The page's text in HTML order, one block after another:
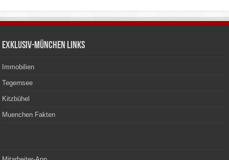
Exklusiv-München Links
Immobilien
Tegernsee
Kitzbühel
Muenchen Fakten